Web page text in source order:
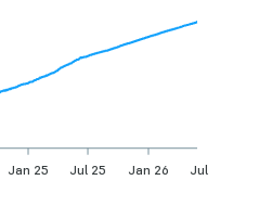
Jan 25 Jul 25 Jan 26 Jul 26